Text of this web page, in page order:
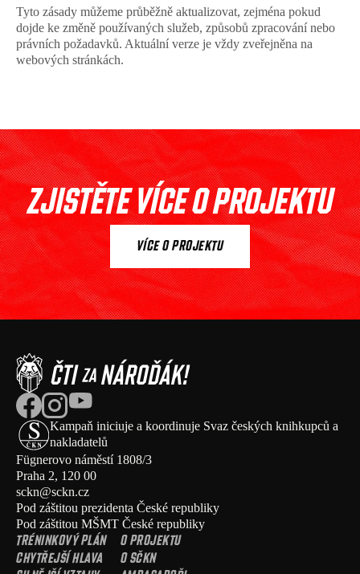
Tyto zásady můžeme průběžně aktualizovat, zejména pokud
dojde ke změně používaných služeb, způsobů zpracování nebo
právních požadavků. Aktuální verze je vždy zveřejněna na
webových stránkách.
ZJISTĚTE VÍCE O PROJEKTU
VÍCE O PROJEKTU
Kampaň iniciuje a koordinuje Svaz českých knihkupců a
nakladatelů
Fügnerovo náměstí 1808/3
Praha 2, 120 00
sckn@sckn.cz
Pod záštitou prezidenta České republiky
Pod záštitou MŠMT České republiky
TRÉNINKOVÝ PLÁN
CHYTŘEJŠÍ HLAVA
O PROJEKTU
O SČKN